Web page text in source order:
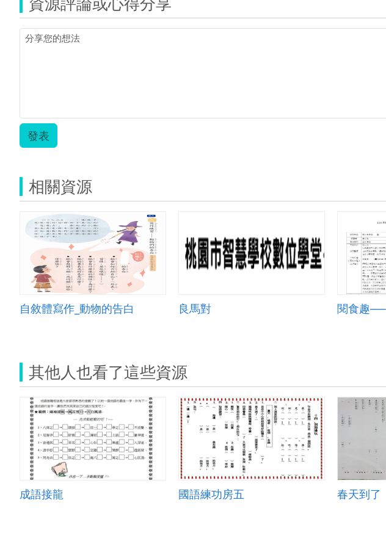
單-
發表
相關資源
自敘體寫作_動物的告白 良馬對 閱食趣──
其他人也看了這些資源
成語接龍 國語練功房五 春天到了